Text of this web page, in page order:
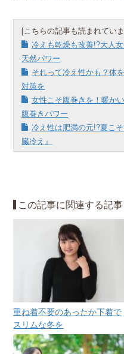
[こちらの記事も読まれてい
冷えも乾燥も改善!?大人
天然パワー
それって冷え性かも？体
対策を
女性こそ腹巻きを！暖か
腹巻きパワー
冷え性は肥満の元!?夏こ
臓冷え』
この記事に関連する記事
重ね着不要のあったか下着で
スリムな冬を